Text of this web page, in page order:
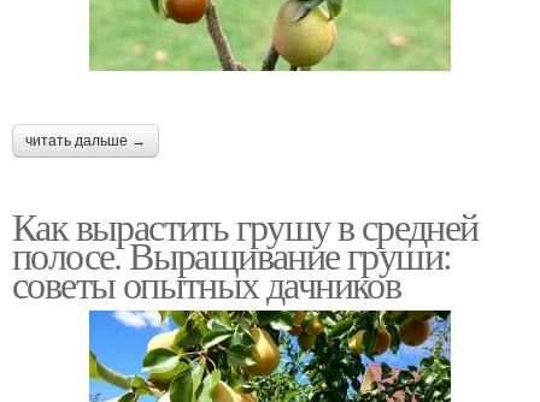
читать дальше →
Как вырастить грушу в средней
полосе. Выращивание груши:
советы опытных дачников